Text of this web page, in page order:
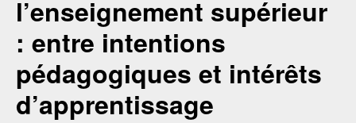
l’enseignement supérieur
: entre intentions
pédagogiques et intérêts
d’apprentissage